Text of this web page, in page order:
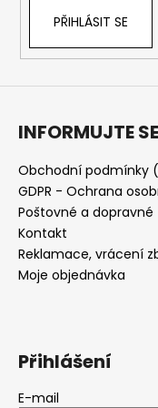
PŘIHLÁSIT SE
INFORMUJTE SE
Obchodní podmínky
GDPR - Ochrana
Poštovné a dopravné
Kontakt
Reklamace, vrácení
Moje objednávka
Přihlášení
E-mail